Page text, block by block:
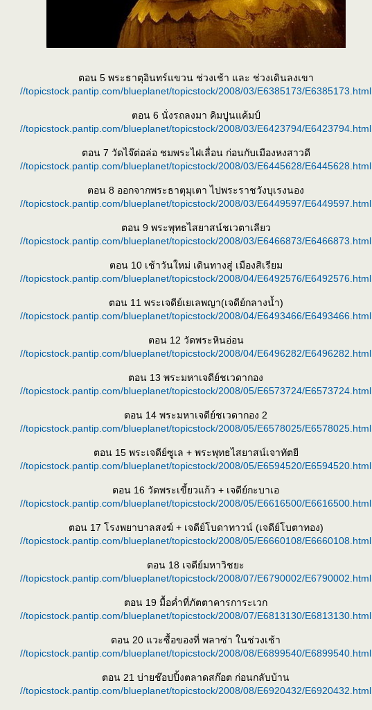
ตอน 5 พระธาตุอินทร์แขวน ช่วงเช้า และ ช่วงเดินลงเขา
//topicstock.pantip.com/blueplanet/topicstock/2008/03/E6385173/E6385173.html
ตอน 6 นั่งรถลงมา คิมปูนแค้มป์
//topicstock.pantip.com/blueplanet/topicstock/2008/03/E6423794/E6423794.html
ตอน 7 วัดไจ๊ต่อล่อ ชมพระไฝเลื่อน ก่อนกับเมืองหงสาวดี
//topicstock.pantip.com/blueplanet/topicstock/2008/03/E6445628/E6445628.html
ตอน 8 ออกจากพระธาตุมุเตา ไปพระราชวังบุเรงนอง
//topicstock.pantip.com/blueplanet/topicstock/2008/03/E6449597/E6449597.html
ตอน 9 พระพุทธไสยาสน์ชเวตาเลียว
//topicstock.pantip.com/blueplanet/topicstock/2008/03/E6466873/E6466873.html
ตอน 10 เช้าวันใหม่ เดินทางสู่ เมืองสิเรียม
//topicstock.pantip.com/blueplanet/topicstock/2008/04/E6492576/E6492576.html
ตอน 11 พระเจดีย์เยเลพญา(เจดีย์กลางน้ำ)
//topicstock.pantip.com/blueplanet/topicstock/2008/04/E6493466/E6493466.html
ตอน 12 วัดพระหินอ่อน
//topicstock.pantip.com/blueplanet/topicstock/2008/04/E6496282/E6496282.html
ตอน 13 พระมหาเจดีย์ชเวดากอง
//topicstock.pantip.com/blueplanet/topicstock/2008/05/E6573724/E6573724.html
ตอน 14 พระมหาเจดีย์ชเวดากอง 2
//topicstock.pantip.com/blueplanet/topicstock/2008/05/E6578025/E6578025.html
ตอน 15 พระเจดีย์ซูเล + พระพุทธไสยาสน์เจาทัตยี
//topicstock.pantip.com/blueplanet/topicstock/2008/05/E6594520/E6594520.html
ตอน 16 วัดพระเขี้ยวแก้ว + เจดีย์กะบาเอ
//topicstock.pantip.com/blueplanet/topicstock/2008/05/E6616500/E6616500.html
ตอน 17 โรงพยาบาลสงฆ์ + เจดีย์โบดาทาวน์ (เจดีย์โบตาทอง)
//topicstock.pantip.com/blueplanet/topicstock/2008/05/E6660108/E6660108.html
ตอน 18 เจดีย์มหาวิชยะ
//topicstock.pantip.com/blueplanet/topicstock/2008/07/E6790002/E6790002.html
ตอน 19 มื้อค่ำที่ภัตตาคารการะเวก
//topicstock.pantip.com/blueplanet/topicstock/2008/07/E6813130/E6813130.html
ตอน 20 แวะซื้อของที่ พลาซ่า ในช่วงเช้า
//topicstock.pantip.com/blueplanet/topicstock/2008/08/E6899540/E6899540.html
ตอน 21 บ่ายช๊อปปิ้งตลาดสก๊อต ก่อนกลับบ้าน
//topicstock.pantip.com/blueplanet/topicstock/2008/08/E6920432/E6920432.html